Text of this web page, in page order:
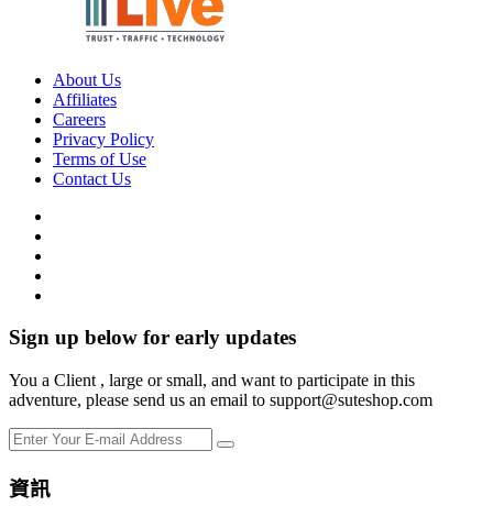
About Us
Affiliates
Careers
Privacy Policy
Terms of Use
Contact Us
Sign up below for early updates
You a Client , large or small, and want to participate in this
adventure, please send us an email to support@suteshop.com
資訊